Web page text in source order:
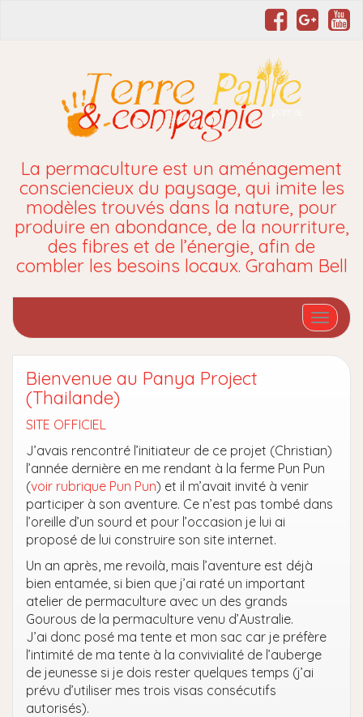
La permaculture est un aménagement
consciencieux du paysage, qui imite les
modèles trouvés dans la nature, pour
produire en abondance, de la nourriture,
des fibres et de l’énergie, afin de
combler les besoins locaux. Graham Bell
Bienvenue au Panya Project
(Thailande)
SITE OFFICIEL
J’avais rencontré l’initiateur de ce projet (Christian)
l’année dernière en me rendant à la ferme Pun Pun
(voir rubrique Pun Pun) et il m’avait invité à venir
participer à son aventure. Ce n’est pas tombé dans
l’oreille d’un sourd et pour l’occasion je lui ai
proposé de lui construire son site internet.
Un an après, me revoilà, mais l’aventure est déjà
bien entamée, si bien que j’ai raté un important
atelier de permaculture avec un des grands
Gourous de la permaculture venu d’Australie.
J’ai donc posé ma tente et mon sac car je préfère
l’intimité de ma tente à la convivialité de l’auberge
de jeunesse si je dois rester quelques temps (j’ai
prévu d’utiliser mes trois visas consécutifs
autorisés).